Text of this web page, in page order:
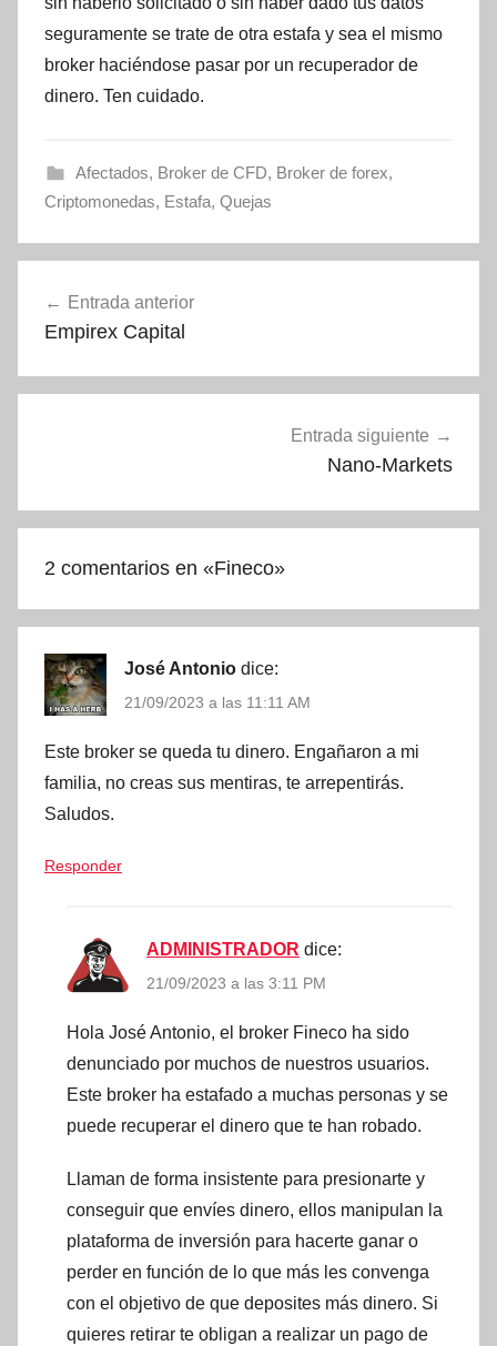
seguramente se trate de otra estafa y sea el mismo
broker haciéndose pasar por un recuperador de
dinero. Ten cuidado.
Afectados, Broker de CFD, Broker de forex,
Criptomonedas, Estafa, Quejas
de
Entrada anterior
Empirex Capital
Entrada siguiente
Nano-Markets
2 comentarios en «Fineco»
José Antonio dice:
21/09/2023 a las 11:11 AM
Este broker se queda tu dinero. Engañaron a mi
familia, no creas sus mentiras, te arrepentirás.
Saludos.
Responder
ADMINISTRADOR dice:
21/09/2023 a las 3:11 PM
Hola José Antonio, el broker Fineco ha sido
denunciado por muchos de nuestros usuarios.
Este broker ha estafado a muchas personas y se
puede recuperar el dinero que te han robado.
Llaman de forma insistente para presionarte y
conseguir que envíes dinero, ellos manipulan la
plataforma de inversión para hacerte ganar o
perder en función de lo que más les convenga
con el objetivo de que deposites más dinero. Si
quieres retirar te obligan a realizar un pago de